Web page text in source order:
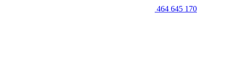
464 645 170